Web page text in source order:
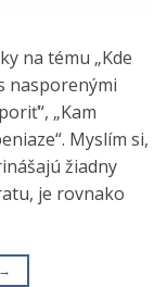
na tému „Kde
nasporenými
„Kam
Myslím si,
žiadny
je rovnako
→